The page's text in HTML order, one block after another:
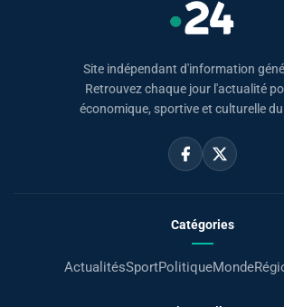
Site indépendant d'information
Retrouvez chaque jour l'actualité
économique, sportive et culturelle
Catégories
ActualitésSportPolitiqueMonde